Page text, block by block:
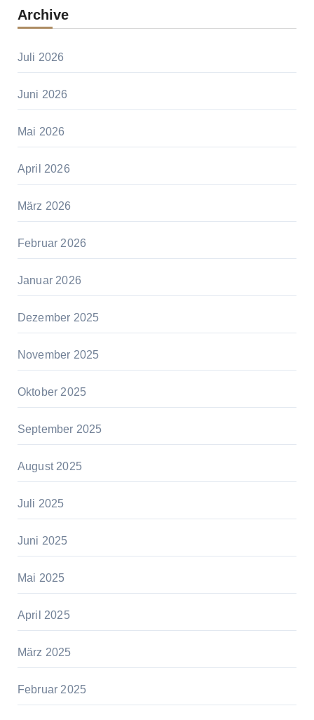
Archive
Juli 2026
Juni 2026
Mai 2026
April 2026
März 2026
Februar 2026
Januar 2026
Dezember 2025
November 2025
Oktober 2025
September 2025
August 2025
Juli 2025
Juni 2025
Mai 2025
April 2025
März 2025
Februar 2025